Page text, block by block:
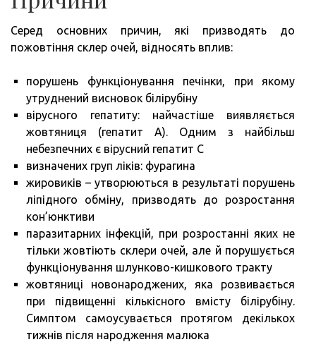
Серед основних причин, які призводять до
пожовтіння склер очей, відносять вплив:
порушень функціонування печінки, при якому
утруднений висновок білірубіну
вірусного гепатиту: найчастіше виявляється
жовтяниця (гепатит А). Одним з найбільш
небезпечних є вірусний гепатит С
визначених груп ліків: фурагина
жировиків – утворюються в результаті порушень
ліпідного обміну, призводять до розростання
кон’юнктиви
паразитарних інфекцій, при розростанні яких не
тільки жовтіють склери очей, але й порушується
функціонування шлунково-кишкового тракту
жовтяниці новонароджених, яка розвивається
при підвищенні кількісного вмісту білірубіну.
Симптом самоусувається протягом декількох
тижнів після народження малюка